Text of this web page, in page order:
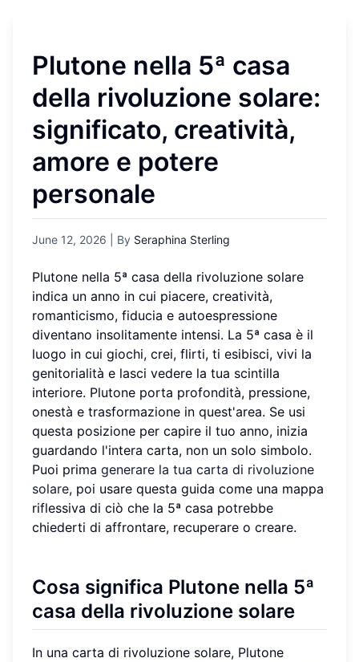
Plutone nella 5ª casa
della rivoluzione solare:
significato, creatività,
amore e potere
personale
June 12, 2026 | By Seraphina Sterling
Plutone nella 5ª casa della rivoluzione solare
indica un anno in cui piacere, creatività,
romanticismo, fiducia e autoespressione
diventano insolitamente intensi. La 5ª casa è il
luogo in cui giochi, crei, flirti, ti esibisci, vivi la
genitorialità e lasci vedere la tua scintilla
interiore. Plutone porta profondità, pressione,
onestà e trasformazione in quest'area. Se usi
questa posizione per capire il tuo anno, inizia
guardando l'intera carta, non un solo simbolo.
Puoi prima generare la tua carta di rivoluzione
solare, poi usare questa guida come una mappa
riflessiva di ciò che la 5ª casa potrebbe
chiederti di affrontare, recuperare o creare.
Cosa significa Plutone nella 5ª
casa della rivoluzione solare
In una carta di rivoluzione solare, Plutone